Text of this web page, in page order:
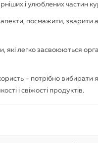
і улюблених частин
посмажити,
які легко засвоюються
– потрібно
і свіжості продуктів.